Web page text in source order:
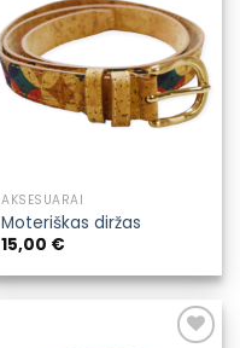
Pridėti į
pageidavimų
sąrašą
AKSESUARAI
Moteriškas diržas
15,00 €